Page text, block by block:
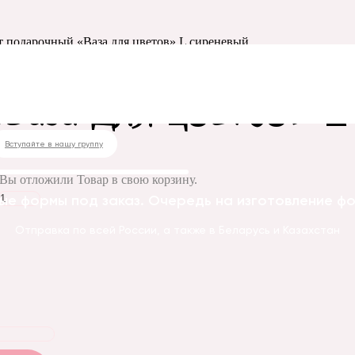
Вступайте в нашу группу
Вы отложилиТовар в свою корзину.
формы под заказ. Очередь на изготовление
подарочный «Ваза для цветов» L сиреневый
для цветов»